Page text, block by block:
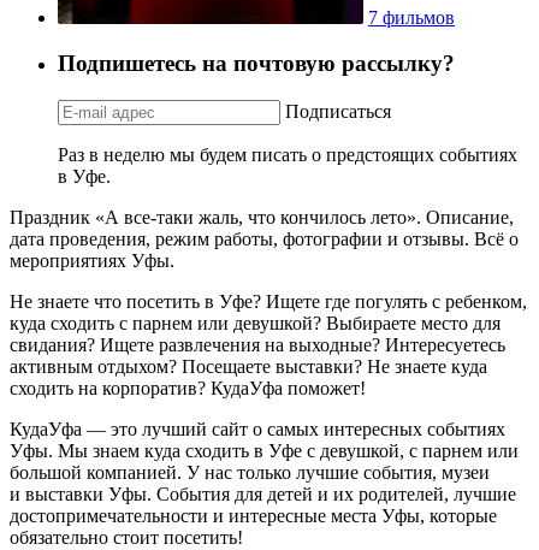
7 фильмов
Подпишетесь на почтовую рассылку?
Подписаться
Раз в неделю мы будем писать о предстоящих событиях
в Уфе.
Праздник «А все-таки жаль, что кончилось лето». Описание,
дата проведения, режим работы, фотографии и отзывы. Всё о
мероприятиях Уфы.
Не знаете что посетить в Уфе? Ищете где погулять с ребенком,
куда сходить с парнем или девушкой? Выбираете место для
свидания? Ищете развлечения на выходные? Интересуетесь
активным отдыхом? Посещаете выставки? Не знаете куда
сходить на корпоратив? КудаУфа поможет!
КудаУфа — это лучший сайт о самых интересных событиях
Уфы. Мы знаем куда сходить в Уфе с девушкой, с парнем или
большой компанией. У нас только лучшие события, музеи
и выставки Уфы. События для детей и их родителей, лучшие
достопримечательности и интересные места Уфы, которые
обязательно стоит посетить!